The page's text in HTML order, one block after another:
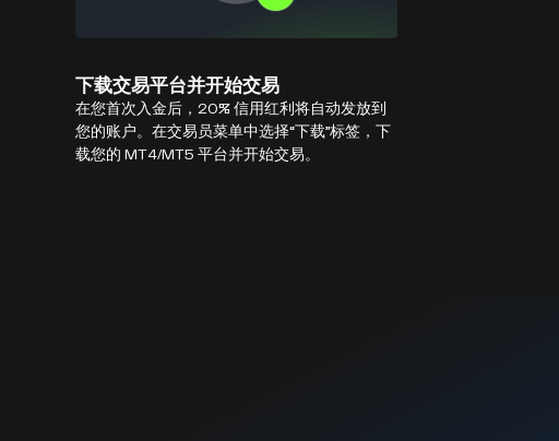
下载交易平台并开始交易
在您首次入金后，20% 信用红利将自动发放到
您的账户。在交易员菜单中选择“下载”标签，下
载您的 MT4/MT5 平台并开始交易。